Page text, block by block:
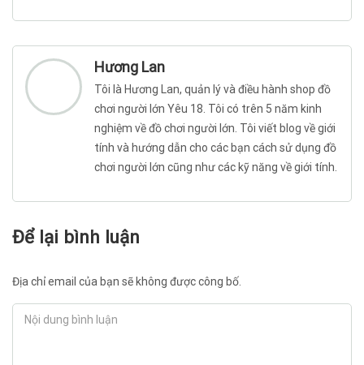
Hương Lan
Tôi là Hương Lan, quản lý và điều hành shop đồ
chơi người lớn Yêu 18. Tôi có trên 5 năm kinh
nghiệm về đồ chơi người lớn. Tôi viết blog về giới
tính và hướng dẫn cho các bạn cách sử dụng đồ
chơi người lớn cũng như các kỹ năng về giới tính.
Để lại bình luận
Địa chỉ email của bạn sẽ không được công bố.
Nội dung bình luận